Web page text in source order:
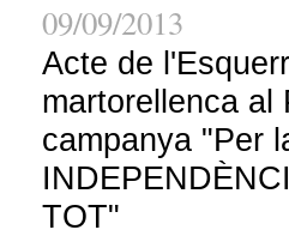
09/09/2013
Acte de
martorellenca al
campanya "Per
TOT"